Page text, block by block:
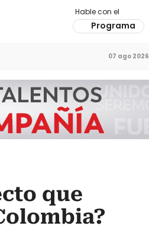
Hable con el
Programa
07 ago 2026
que